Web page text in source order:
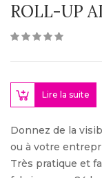
ROLL-UP
Lire la suite
Donnez de la
ou à votre
Très pratique et